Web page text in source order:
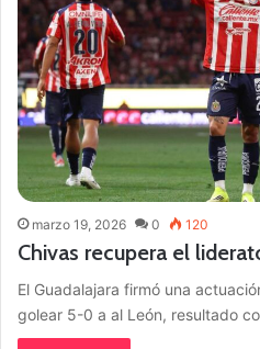
marzo 19, 2026 0 120
Chivas recupera el
El Guadalajara firmó una
golear 5-0 a al León, resultado